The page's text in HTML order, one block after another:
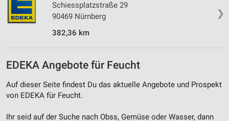
❯
Schiessplatzstraße 29
90469 Nürnberg
382,36 km
EDEKA Angebote für Feucht
Auf dieser Seite findest Du das aktuelle Angebote und Prospekt
von EDEKA für Feucht.
Ihr seid auf der Suche nach Obss, Gemüse oder Wasser, dann